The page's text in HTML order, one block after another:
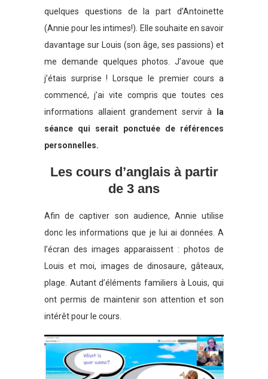
quelques questions de la part d’Antoinette
(Annie pour les intimes!). Elle souhaite en savoir
davantage sur Louis (son âge, ses passions) et
me demande quelques photos. J’avoue que
j’étais surprise ! Lorsque le premier cours a
commencé, j’ai vite compris que toutes ces
informations allaient grandement servir à la
séance qui serait ponctuée de références
personnelles.
Les cours d’anglais à partir
de 3 ans
Afin de captiver son audience, Annie utilise
donc les informations que je lui ai données. A
l’écran des images apparaissent : photos de
Louis et moi, images de dinosaure, gâteaux,
plage. Autant d’éléments familiers à Louis, qui
ont permis de maintenir son attention et son
intérêt pour le cours.